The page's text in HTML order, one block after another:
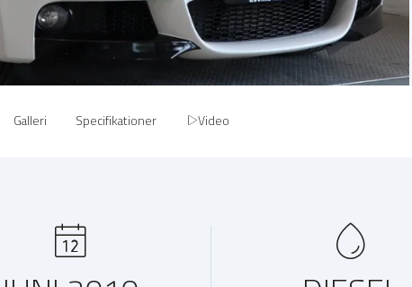
Galleri Specifikationer Video